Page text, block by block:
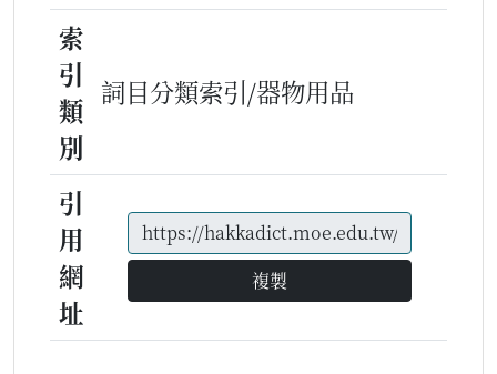
索
引
類
別
詞目分類索引/器物用品
引
用
網
址
複製